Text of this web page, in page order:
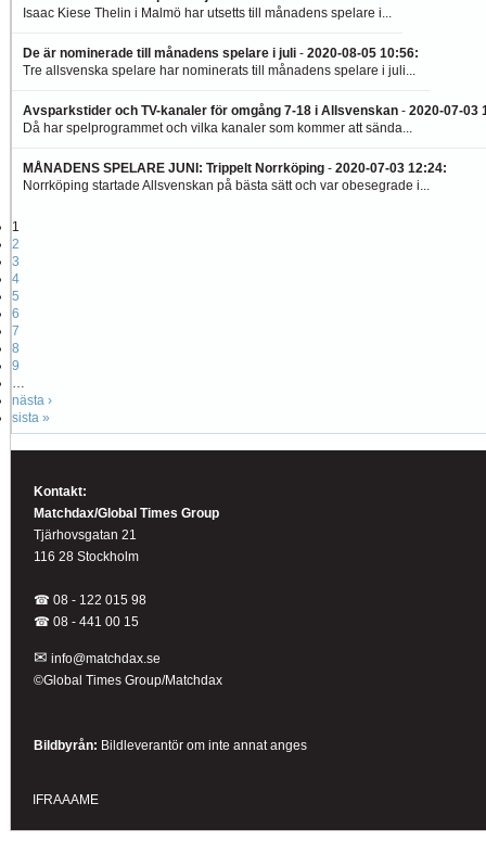
Isaac Kiese Thelin i Malmö har utsetts till månadens spelare i...
De är nominerade till månadens spelare i juli - 2020-08-05 10:56:
Tre allsvenska spelare har nominerats till månadens spelare i juli...
Avsparkstider och TV-kanaler för omgång 7-18 i Allsvenskan - 2020-07-03
Då har spelprogrammet och vilka kanaler som kommer att sända...
MÅNADENS SPELARE JUNI: Trippelt Norrköping - 2020-07-03 12:24:
Norrköping startade Allsvenskan på bästa sätt och var obesegrade i...
1
2
3
4
5
6
7
8
9
…
nästa ›
sista »
Kontakt:
Matchdax/Global Times Group
Tjärhovsgatan 21
116 28 Stockholm
☎ 08 - 122 015 98
☎ 08 - 441 00 15
✉ info@matchdax.se
©Global Times Group/Matchdax
Bildbyrån: Bildleverantör om inte annat anges
IFRAAAME